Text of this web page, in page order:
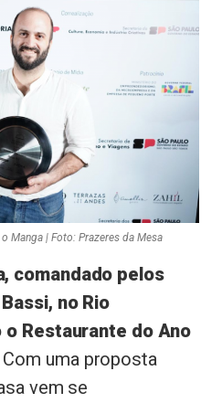
Manga | Foto: Prazeres da Mesa
comandado pelos
no Rio
Restaurante do Ano
Com uma proposta
vem se